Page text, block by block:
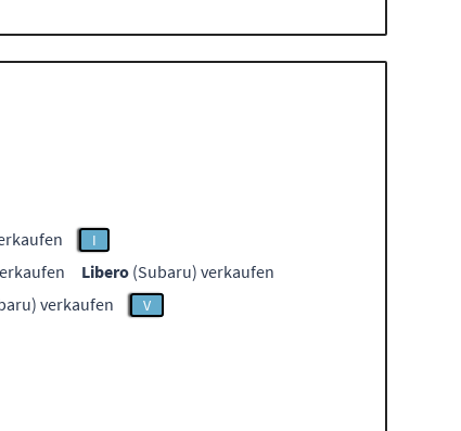
I
Libero (Subaru) verkaufen
verkaufen V